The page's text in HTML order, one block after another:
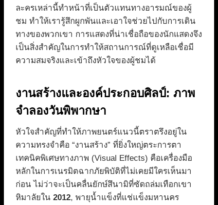
ละครเหล่านี้ทำหน้าที่เป็นตัวแทนทางอารมณ์ของผู้
ชม ทำให้เรารู้สึกผูกพันและเอาใจช่วยไปกับการเดิน
ทางของพวกเขา การแสดงที่น่าเชื่อถือของนักแสดงจึง
เป็นสิ่งสำคัญในการทำให้สถานการณ์ที่ดูเหลือเชื่อมี
ความสมจริงและเข้าถึงหัวใจของผู้ชมได้
งานสร้างและองค์ประกอบศิลป์: ภาพ
จำลองวันพิพากษา
หัวใจสำคัญที่ทำให้ภาพยนตร์แนวนี้ตราตรึงอยู่ใน
ความทรงจำคือ “งานสร้าง” ที่ยิ่งใหญ่ตระการตา
เทคนิคพิเศษทางภาพ (Visual Effects) คือเครื่องมือ
หลักในการเนรมิตฉากภัยพิบัติที่ไม่เคยมีใครเห็นมา
ก่อน ไม่ว่าจะเป็นคลื่นยักษ์สึนามิที่ซัดถล่มเทือกเขา
หิมาลัยใน 2012, พายุน้ำแข็งที่แช่แข็งมหานคร